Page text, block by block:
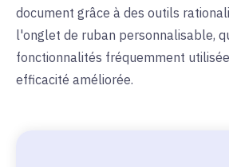
document grâce à des outils
l'onglet de ruban personnalisable,
fonctionnalités fréquemment
efficacité améliorée.